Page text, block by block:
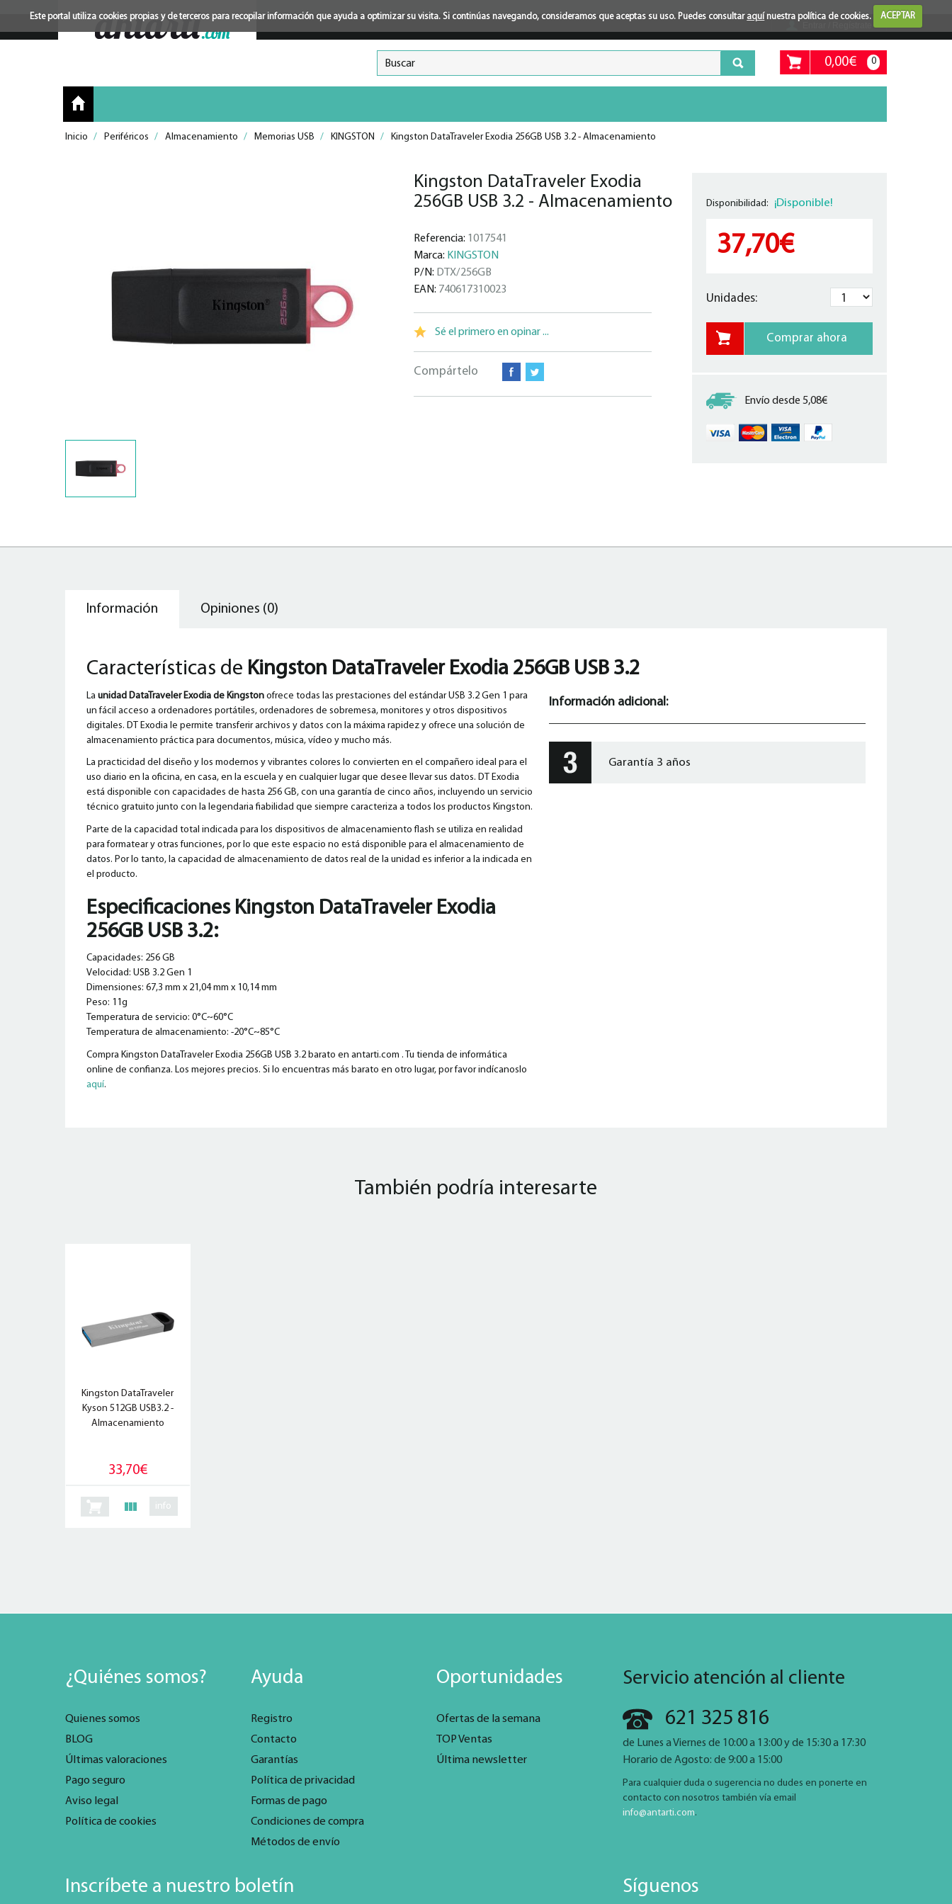
Este portal utiliza cookies propias y de terceros para recopilar información que ayuda a optimizar su visita. Si continúas navegando, consideramos que aceptas su uso. Puedes consultar aquínuestra política de cookies. ACEPTAR
0,00€ 0
Inicio / Periféricos / Almacenamiento / Memorias USB / KINGSTON / Kingston DataTraveler Exodia 256GB USB 3.2 - Almacenamiento
Kingston DataTraveler Exodia
256GB USB 3.2 - Almacenamiento
Referencia: 1017541
Marca: KINGSTON
P/N: DTX/256GB
EAN: 740617310023
Sé el primero en opinar ...
Compártelo
Disponibilidad: ¡Disponible!
37,70€
Unidades:
Envío desde 5,08€
Información Opiniones (0)
Características de Kingston DataTraveler Exodia 256GB USB 3.2
La unidad DataTraveler Exodia de Kingston ofrece todas las prestaciones del estándar USB 3.2 Gen 1 para
un fácil acceso a ordenadores portátiles, ordenadores de sobremesa, monitores y otros dispositivos
digitales. DT Exodia le permite transferir archivos y datos con la máxima rapidez y ofrece una solución de
almacenamiento práctica para documentos, música, vídeo y mucho más.
La practicidad del diseño y los modernos y vibrantes colores lo convierten en el compañero ideal para el
uso diario en la oficina, en casa, en la escuela y en cualquier lugar que desee llevar sus datos. DT Exodia
está disponible con capacidades de hasta 256 GB, con una garantía de cinco años, incluyendo un servicio
técnico gratuito junto con la legendaria fiabilidad que siempre caracteriza a todos los productos Kingston.
Parte de la capacidad total indicada para los dispositivos de almacenamiento flash se utiliza en realidad
para formatear y otras funciones, por lo que este espacio no está disponible para el almacenamiento de
datos. Por lo tanto, la capacidad de almacenamiento de datos real de la unidad es inferior a la indicada en
el producto.
Especificaciones Kingston DataTraveler Exodia
256GB USB 3.2:
Capacidades: 256 GB
Velocidad: USB 3.2 Gen 1
Dimensiones: 67,3 mm x 21,04 mm x 10,14 mm
Peso: 11g
Temperatura de servicio: 0°C~60°C
Temperatura de almacenamiento: -20°C~85°C
Compra Kingston DataTraveler Exodia 256GB USB 3.2 barato en antarti.com . Tu tienda de informática
online de confianza. Los mejores precios. Si lo encuentras más barato en otro lugar, por favor indícanoslo
aquí.
Información adicional:
Garantía 3 años
También podría interesarte
Kingston DataTraveler
Kyson 512GB USB3.2 -
Almacenamiento
33,70€
info
¿Quiénes somos?
Quienes somos
BLOG
Últimas valoraciones
Pago seguro
Aviso legal
Política de cookies
Ayuda
Registro
Contacto
Garantías
Política de privacidad
Formas de pago
Condiciones de compra
Métodos de envío
Oportunidades
Ofertas de la semana
TOP Ventas
Última newsletter
Servicio atención al cliente
621 325 816
de Lunes a Viernes de 10:00 a 13:00 y de 15:30 a 17:30
Horario de Agosto: de 9:00 a 15:00
Para cualquier duda o sugerencia no dudes en ponerte en
contacto con nosotros también vía email
info@antarti.com.
Inscríbete a nuestro boletín Síguenos